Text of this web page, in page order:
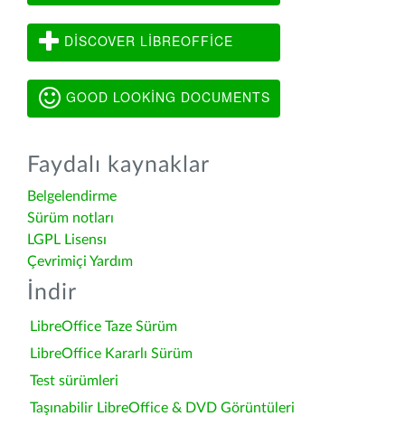
DISCOVER LIBREOFFICE
GOOD LOOKING DOCUMENTS
Faydalı kaynaklar
Belgelendirme
Sürüm notları
LGPL Lisensı
Çevrimiçi Yardım
İndir
LibreOffice Taze Sürüm
LibreOffice Kararlı Sürüm
Test sürümleri
Taşınabilir LibreOffice & DVD Görüntüleri